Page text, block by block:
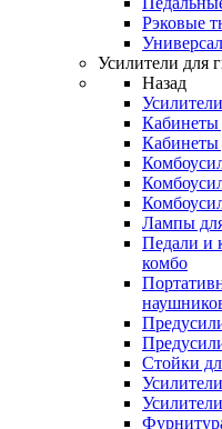
Рэковые
Усилители для
Назад
Кабинеты
Кабинеты
Лампы
Педали и
комбо
Стойки